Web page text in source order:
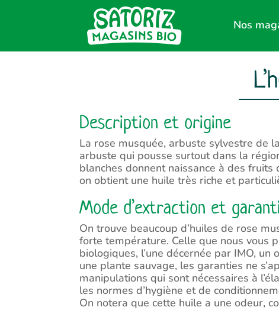
Nos
Description et origine
La rose musquée, arbuste sylvestre de
arbuste qui pousse surtout dans la
blanches donnent naissance à des
on obtient une huile très riche et
Mode d’extraction et
On trouve beaucoup d’huiles de rose
forte température. Celle que nous vous
biologiques, l’une décernée par IMO,
une plante sauvage, les garanties ne
manipulations qui sont nécessaires à
les normes d’hygiène et de
On notera que cette huile a une odeur,